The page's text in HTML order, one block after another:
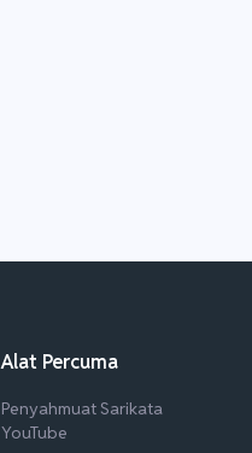
Alat Percuma
Penyahmuat Sarikata
YouTube